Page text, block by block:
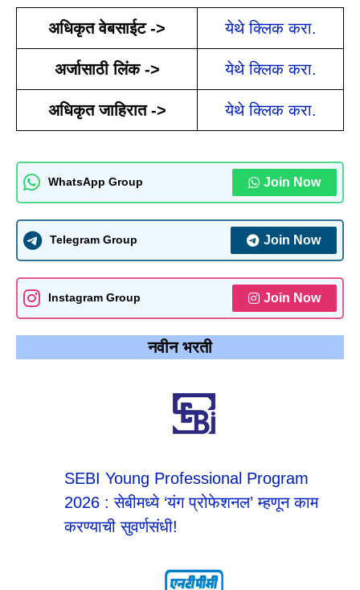
अधिकृत वेबसाईट -> येथे क्लिक करा.
अर्जासाठी लिंक -> येथे क्लिक करा.
अधिकृत जाहिरात -> येथे क्लिक करा.
WhatsApp Group Join Now
Telegram Group Join Now
Instagram Group Join Now
नवीन भरती
SEBI Young Professional Program
2026 : सेबीमध्ये ‘यंग प्रोफेशनल’ म्हणून काम
करण्याची सुवर्णसंधी!